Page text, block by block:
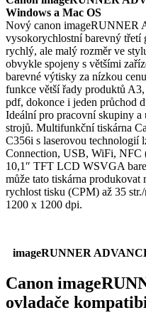
Windows a Mac OS
Nový canon imageRUNNER
vysokorychlostní barevný třetí
rychlý, ale malý rozměr ve
obvykle spojeny s většími
barevné výtisky za nízkou
funkce větší řady produktů
pdf, dokonce i jeden průchod
Ideální pro pracovní skupiny a
strojů. Multifunkční tiskárna
C356i s laserovou technologií
Connection, USB, WiFi, NFC
10,1″ TFT LCD WSVGA
může tato tiskárna produkovat
rychlost tisku (CPM) až 35
1200 x 1200 dpi.
imageRUNNER
Canon
ovladače